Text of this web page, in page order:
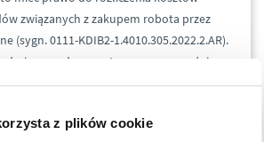
z plików cookie
związanych z zakupem robota przez
(sygn. 0111-KDIB2-1.4010.305.2022.2.AR).
od prezentowanego powyżej.
zapłacił zaliczkę na poczet